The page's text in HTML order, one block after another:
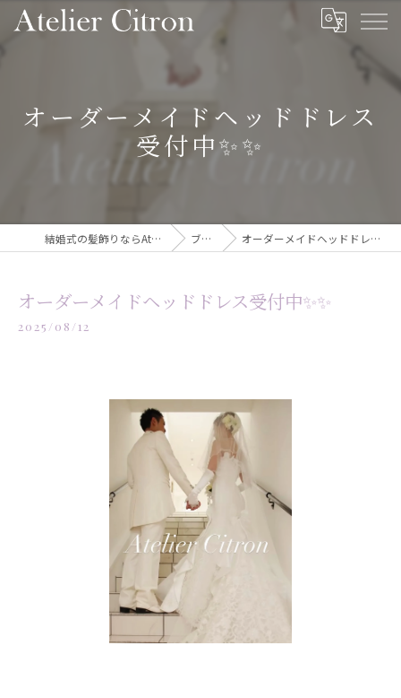
オーダーメイドヘッドドレス
受付中✨️✨️
結婚式の髪飾りならAtelier Citron ブログ オーダーメイドヘッドドレス受付中✨️✨️
オーダーメイドヘッドドレス受付中✨️✨️
2025/08/12